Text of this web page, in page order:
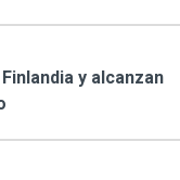
y alcanzan